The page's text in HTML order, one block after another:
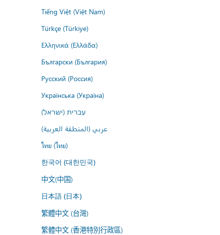
Tiếng Việt (Việt Nam)
Türkçe (Türkiye)
Ελληνικά (Ελλάδα)
Български (България)
Русский (Россия)
Українська (Україна)
עברית (ישראל)
عربي (المنطقة العربية)
ไทย (ไทย)
한국어 (대한민국)
中文(中国)
日本語 (日本)
繁體中文 (台灣)
繁體中文 (香港特別行政區)